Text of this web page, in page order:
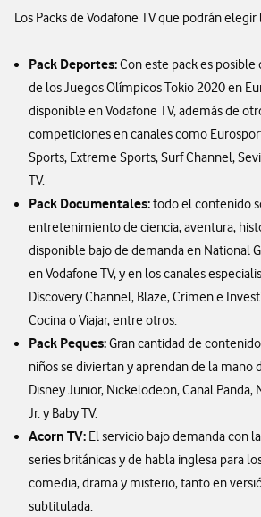
Los Packs de Vodafone TV que podrán
Pack Deportes:Con este pack es
de los Juegos Olímpicos Tokio 2020 en
disponible en Vodafone TV, además de
competiciones en canales como
Sports, Extreme Sports, Surf Channel,
TV.
Pack Documentales:todo el contenido
entretenimiento de ciencia, aventura,
disponible bajo de demanda en National
en Vodafone TV, y en los canales
Discovery Channel, Blaze, Crimen e
Cocina o Viajar, entre otros.
Pack Peques:Gran cantidad de
niños se diviertan y aprendan de la mano
Disney Junior, Nickelodeon, Canal Panda,
Jr. y Baby TV.
Acorn TV: El servicio bajo demanda con
series británicas y de habla inglesa para
comedia, drama y misterio, tanto en
subtitulada.